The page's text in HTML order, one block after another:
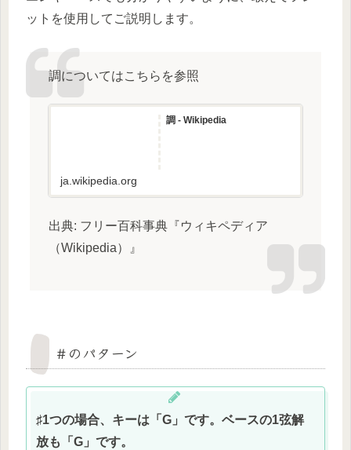
ットを使用してご説明します。
調についてはこちらを参照
調 - Wikipedia
ja.wikipedia.org
出典: フリー百科事典『ウィキペディア
（Wikipedia）』
＃のパターン
♯1つの場合、キーは「G」です。ベースの1弦解
放も「G」です。